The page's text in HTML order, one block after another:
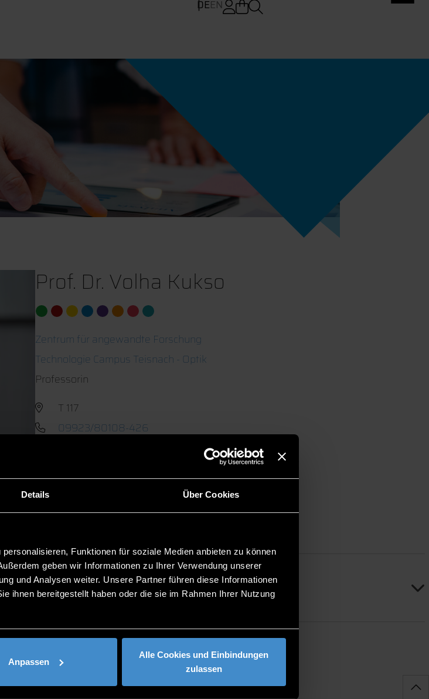
Details Über Cookies
Funktionen für soziale Medien anbieten zu können
geben wir Informationen zu Ihrer Verwendung unserer
und Analysen weiter. Unsere Partner führen diese Informationen
ihnen bereitgestellt haben oder die sie im Rahmen Ihrer Nutzung
Anpassen
Alle Cookies und Einbindungen
zulassen
DEEN
Prof. Dr. Volha Kukso
Zentrum für angewandte Forschung
Technologie Campus Teisnach - Optik
Professorin
T 117
09923/80108-426